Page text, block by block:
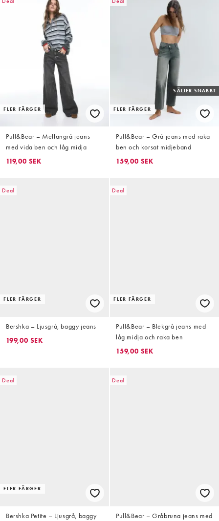
FLER FÄRGER
Pull&Bear – Mellangrå jeans
med vida ben och låg midja
119,00 SEK
FLER FÄRGER
SÄLJER SNABBT
Pull&Bear – Grå jeans med raka
ben och korsat midjeband
159,00 SEK
Deal
FLER FÄRGER
Bershka – Ljusgrå, baggy jeans
199,00 SEK
Deal
FLER FÄRGER
Pull&Bear – Blekgrå jeans med
låg midja och raka ben
159,00 SEK
Deal
FLER FÄRGER
Bershka Petite – Ljusgrå, baggy
Deal
Pull&Bear – Gråbruna jeans med